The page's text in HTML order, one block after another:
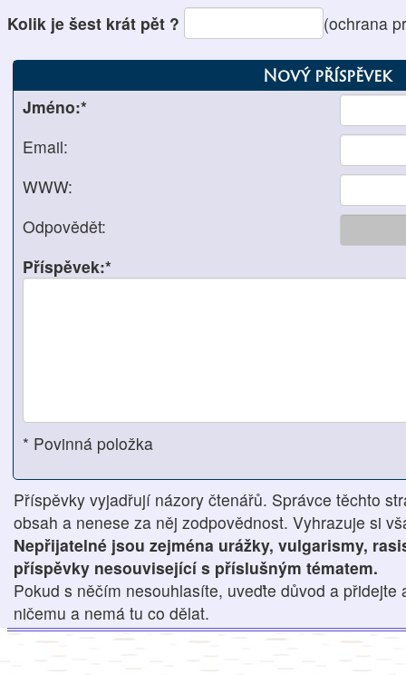
Kolik je šest krát pět ? (ochrana
Nový příspěvek
Jméno:*
Email:
WWW:
Odpovědět:
Příspěvek:*
* Povinná položka
Příspěvky vyjadřují názory čtenářů. Správce těchto
obsah a nenese za něj zodpovědnost. Vyhrazuje si
Nepřijatelné jsou zejména urážky, vulgarismy,
příspěvky nesouvisející s příslušným tématem.
Pokud s něčím nesouhlasíte, uveďte důvod a přidejte
ničemu a nemá tu co dělat.